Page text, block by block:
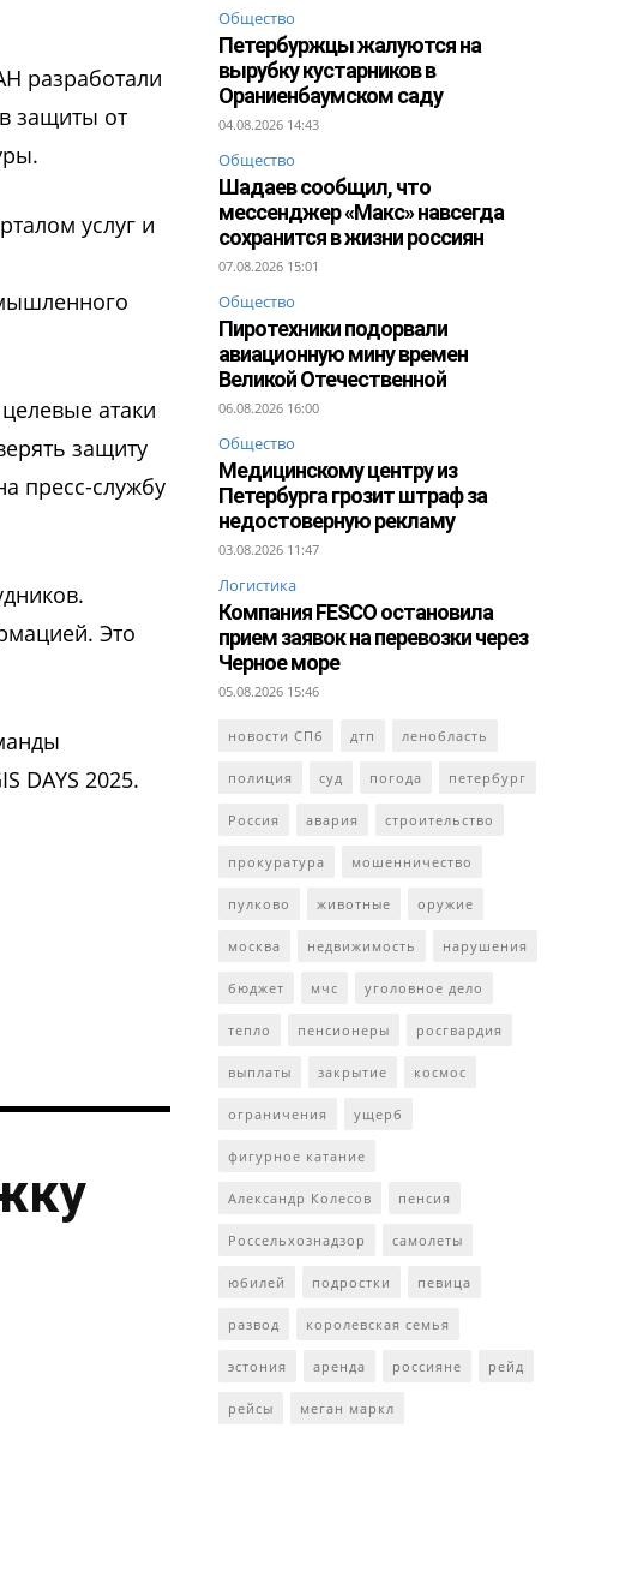
разработали
защиты от
услуг и
атаки
защиту
пресс-службу
Это
DAYS 2025.
Общество
Петербуржцы жалуются на
вырубку кустарников в
Ораниенбаумском саду
04.08.2026 14:43
Общество
Шадаев сообщил, что
мессенджер «Макс» навсегда
сохранится в жизни россиян
07.08.2026 15:01
Общество
Пиротехники подорвали
авиационную мину времен
Великой Отечественной
06.08.2026 16:00
Общество
Медицинскому центру из
Петербурга грозит штраф за
недостоверную рекламу
03.08.2026 11:47
Логистика
Компания FESCO остановила
прием заявок на перевозки через
Черное море
05.08.2026 15:46
новости СПб дтп ленобласть
полиция суд погода петербург
Россия авария строительство
прокуратура мошенничество
пулково животные оружие
москва недвижимость нарушения
бюджет мчс уголовное дело
тепло пенсионеры росгвардия
выплаты закрытие космос
ограничения ущерб
фигурное катание
Александр Колесов пенсия
Россельхознадзор самолеты
юбилей подростки певица
развод королевская семья
эстония аренда россияне рейд
рейсы меган маркл